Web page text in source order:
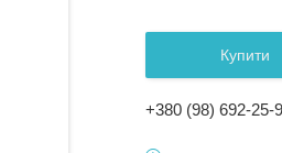
Купити
+380 (98) 692-25-